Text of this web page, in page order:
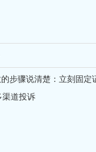
步骤说清楚：立刻固
道投诉